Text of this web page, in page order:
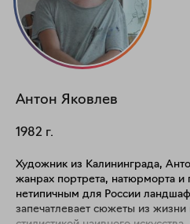
Антон Яковлев
1982 г.
Художник из Калининграда,
жанрах портрета, натюрморта и
нетипичным для России
запечатлевает сюжеты из жизни